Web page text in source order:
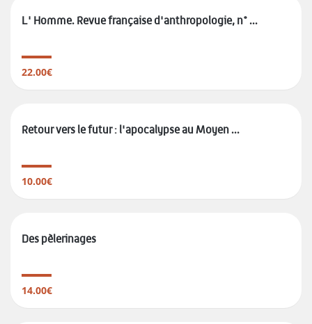
L' Homme. Revue française d'anthropologie, n° ...
22.00€
Retour vers le futur : l'apocalypse au Moyen ...
10.00€
Des pèlerinages
14.00€